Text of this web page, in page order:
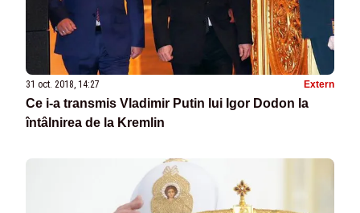
31 oct. 2018, 14:27 Extern
Ce i-a transmis Vladimir Putin lui Igor Dodon la
întâlnirea de la Kremlin